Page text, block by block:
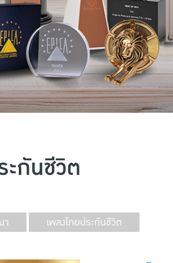
กันชีวิต
า เพลงไทยประกันชีวิต